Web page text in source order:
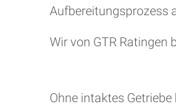
Aufbereitungsprozess
Wir von GTR Ratingen
Ohne intaktes